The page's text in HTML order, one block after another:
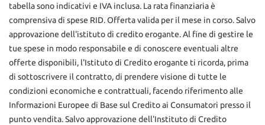
tabella sono indicativi e IVA inclusa. La rata finanziaria è
comprensiva di spese RID. Offerta valida per il mese in corso. Salvo
approvazione dell'istituto di credito erogante. Al fine di gestire le
tue spese in modo responsabile e di conoscere eventuali altre
offerte disponibili, l'Istituto di Credito erogante ti ricorda, prima
di sottoscrivere il contratto, di prendere visione di tutte le
condizioni economiche e contrattuali, facendo riferimento alle
Informazioni Europee di Base sul Credito ai Consumatori presso il
punto vendita. Salvo approvazione dell'Instituto di Credito